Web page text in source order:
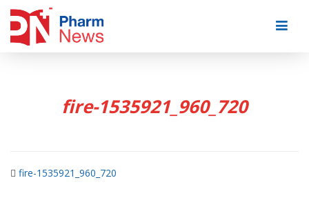
fire-1535921_960_720
fire-1535921_960_720